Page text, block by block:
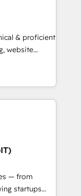
over a
analysis,
leads.
& proficient
website
in multi-hub
Impact
Award 🏆
Award 🏆2017
— from
startups